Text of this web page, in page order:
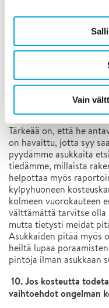
Vain
kiinteistön koosta ja
esimerkiksi se,
menetelmillä vai
voi olla hyvinkin lyhyt,
rakennekerroksista,
paneutumista.
satasen.
9. Mitä kartoitukset
Tärkeää on, että he
on havaittu, jotta syy
pyydämme asukkaita
tiedämme, millaista
helpottaa myös
kylpyhuoneen
kolmeen vuorokauteen
välttämättä tarvitse olla
mutta tietysti meidät
Asukkaiden pitää myös
heiltä lupaa
pintoja ilman asukkaan
10. Jos kosteutta
vaihtoehdot ongelman